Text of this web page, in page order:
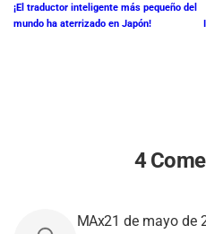
¡El traductor inteligente más pequeño del
mundo ha aterrizado en Japón!
4
MAx21 de mayo de